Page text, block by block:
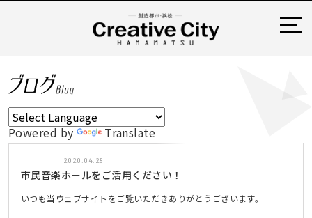
2020.04.28
市民音楽ホールをご活用ください！
いつも当ウェブサイトをご覧いただきありがとうございます。
Powered by Translate